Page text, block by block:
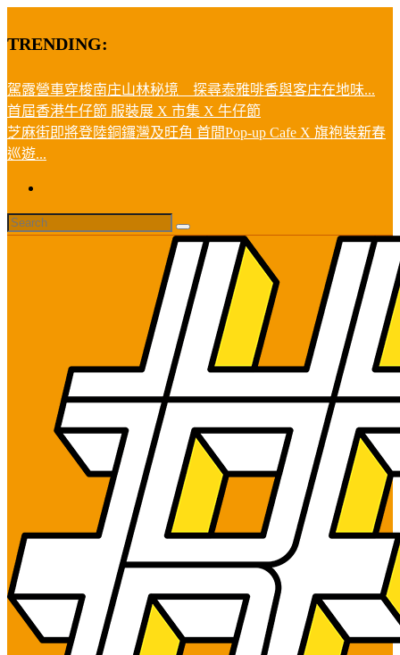
TRENDING:
駕露營車穿梭南庄山林秘境 探尋泰雅啡香與客庄在地味...
首屆香港牛仔節 服裝展 X 市集 X 牛仔節
芝麻街即將登陸銅鑼灣及旺角 首間Pop-up Cafe X 旗袍裝新春
巡遊...